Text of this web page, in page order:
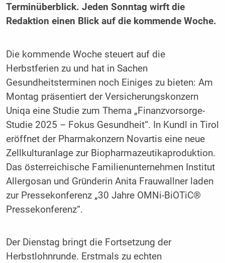
Terminüberblick. Jeden Sonntag wirft die
Redaktion einen Blick auf die kommende Woche.
Die kommende Woche steuert auf die
Herbstferien zu und hat in Sachen
Gesundheitsterminen noch Einiges zu bieten: Am
Montag präsentiert der Versicherungskonzern
Uniqa eine Studie zum Thema „Finanzvorsorge-
Studie 2025 – Fokus Gesundheit“. In Kundl in Tirol
eröffnet der Pharmakonzern Novartis eine neue
Zellkulturanlage zur Biopharmazeutikaproduktion.
Das österreichische Familienunternehmen Institut
Allergosan und Gründerin Anita Frauwallner laden
zur Pressekonferenz „30 Jahre OMNi-BiOTiC®
Pressekonferenz“.
Der Dienstag bringt die Fortsetzung der
Herbstlohnrunde. Erstmals zu echten